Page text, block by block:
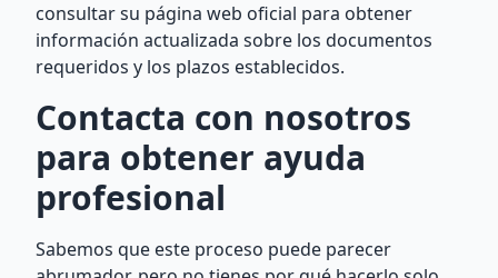
consultar su página web oficial para obtener
información actualizada sobre los documentos
requeridos y los plazos establecidos.
Contacta con nosotros
para obtener ayuda
profesional
Sabemos que este proceso puede parecer